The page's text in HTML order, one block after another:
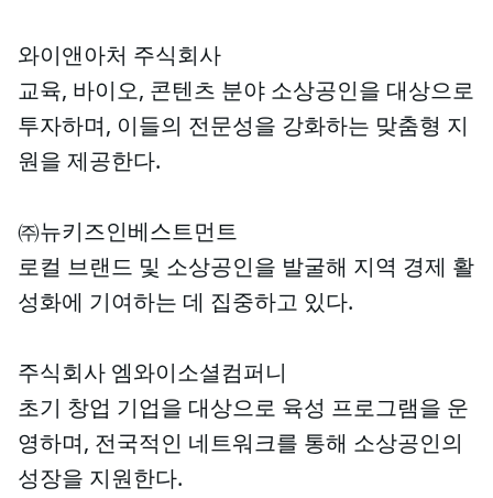
와이앤아처 주식회사
교육, 바이오, 콘텐츠 분야 소상공인을 대상으로
투자하며, 이들의 전문성을 강화하는 맞춤형 지
원을 제공한다.
㈜뉴키즈인베스트먼트
로컬 브랜드 및 소상공인을 발굴해 지역 경제 활
성화에 기여하는 데 집중하고 있다.
주식회사 엠와이소셜컴퍼니
초기 창업 기업을 대상으로 육성 프로그램을 운
영하며, 전국적인 네트워크를 통해 소상공인의
성장을 지원한다.